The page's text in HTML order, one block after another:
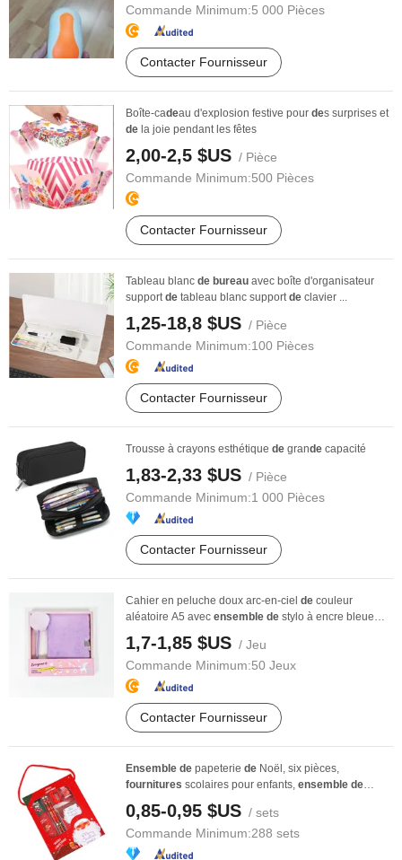
Commande Minimum:5 000 Pièces
Contacter Fournisseur
Boîte-cadeau d'explosion festive pour des surprises et
de la joie pendant les fêtes
2,00-2,5 $US / Pièce
Commande Minimum:500 Pièces
Contacter Fournisseur
Tableau blanc de bureau avec boîte d'organisateur
supportde tableau blanc supportde clavier ...
1,25-18,8 $US / Pièce
Commande Minimum:100 Pièces
Contacter Fournisseur
Trousse à crayons esthétique de grande capacité
1,83-2,33 $US / Pièce
Commande Minimum:1 000 Pièces
Contacter Fournisseur
Cahier en peluche doux arc-en-ciel de couleur
aléatoire A5 avec ensemble de stylo à encre bleue
1,7-1,85 $US / Jeu
Commande Minimum:50 Jeux
Contacter Fournisseur
Ensemble de papeterie de Noël, six pièces,
fournitures scolaires pour enfants, ensemble de
0,85-0,95 $US / sets
Commande Minimum:288 sets